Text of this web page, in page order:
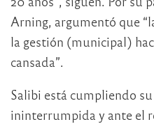
Arning, argumentó que
la gestión (municipal)
cansada”.
Salibi está cumpliendo
ininterrumpida y ante el